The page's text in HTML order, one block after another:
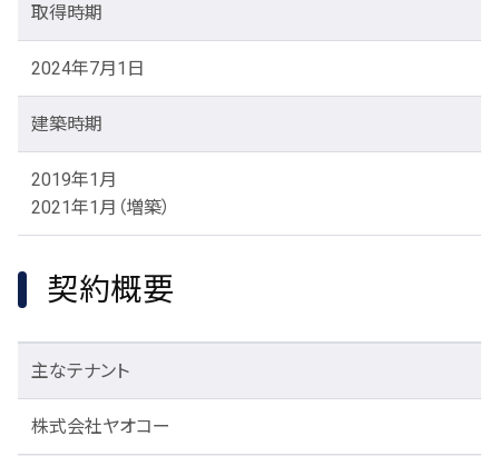
取得時期
2024年7月1日
建築時期
2019年1月
2021年1月（増築）
契約概要
主なテナント
株式会社ヤオコー